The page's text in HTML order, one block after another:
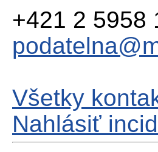
+421 2 5958
Všetky
Nahlásiť